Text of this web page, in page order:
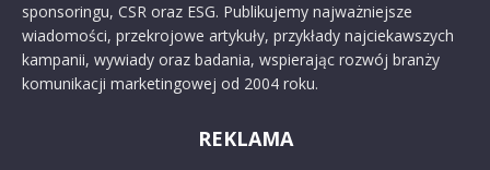
sponsoringu, CSR oraz ESG. Publikujemy najważniejsze
wiadomości, przekrojowe artykuły, przykłady najciekawszych
kampanii, wywiady oraz badania, wspierając rozwój branży
komunikacji marketingowej od 2004 roku.
REKLAMA